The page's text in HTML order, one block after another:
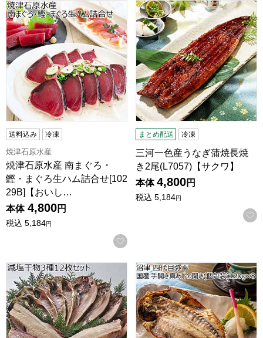
焼津石原水産 南まぐろ・鰹・まぐろ生ハム詰合せ[10229B]
送料込み 冷凍
焼津石原水産
焼津石原水産 南まぐろ・
鰹・まぐろ生ハム詰合せ[102
29B]【おいし…
本体 4,800円
税込 5,184円
お気に入りに登録する
三河一色産うなぎ蒲焼長焼き
まとめ配送 冷凍
三河一色産うなぎ蒲焼長焼
き2尾(L7057)【サクワ】
本体 4,800円
税込 5,184円
沼津 マルヤ水産 減塩干物 3種12枚セット【おいしいお取り
沼津 四代目弥平 国産 手開き